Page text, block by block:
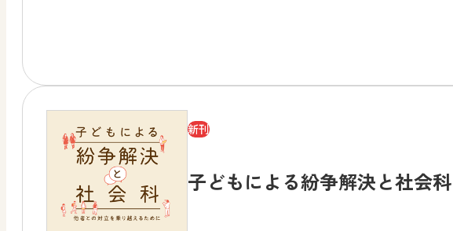
新刊
子どもによる紛争解決と社会科